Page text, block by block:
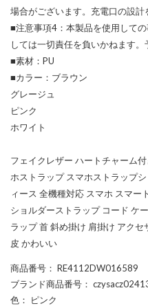
場合がございます。充電口の設計
■注意事項4：本製品を使用して
しては一切責任を負いかねます。
■素材：PU
■カラー：ブラウン
グレージュ
ピンク
ホワイト
フェイクレザー ハートチャーム
ホストラップ スマホストラップ
ィース 全機種対応 スマホ スマー
ショルダーストラップ コード ケ
ラップ 首 斜め掛け 肩掛け アク
皮 かわいい
商品番号 ： RE4112DW016589
ブランド商品番号 ：
色 ： ピンク